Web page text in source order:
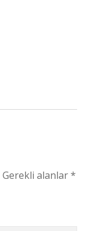
Gerekli alanlar*